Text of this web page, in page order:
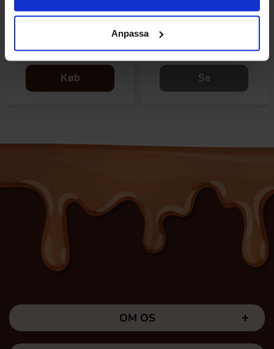
Anpassa
200st
279.90 kr
Køb
Rubio Fried Egg Potatischips
115g
36.90 kr
Se
OM OS